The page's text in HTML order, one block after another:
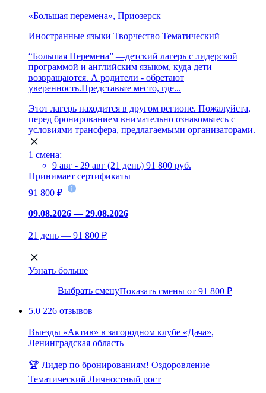
«Большая перемена», Приозерск
Иностранные языки Творчество Тематический
“Большая Перемена” —детский лагерь с лидерской
программой и английским языком, куда дети
возвращаются. А родители - обретают
уверенность.Представьте место, где...
Этот лагерь находится в другом регионе. Пожалуйста,
перед бронированием внимательно ознакомьтесь с
условиями трансфера, предлагаемыми организаторами.
1 смена:
9 авг - 29 авг (21 день) 91 800 руб.
Принимает сертификаты
91 800 ₽
09.08.2026 — 29.08.2026
21 день — 91 800 ₽
Узнать больше
Выбрать сменуПоказать смены от 91 800 ₽
5.0 226 отзывов
Выезды «Актив» в загородном клубе «Дача»,
Ленинградская область
🏆 Лидер по бронированиям! Оздоровление
Тематический Личностный рост